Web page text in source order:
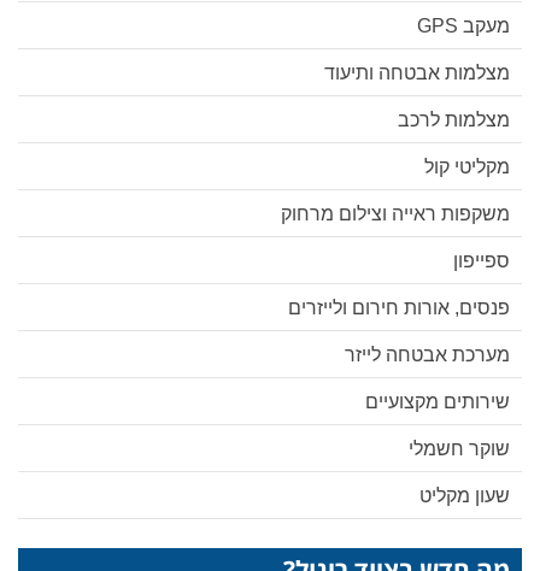
מעקב GPS
מצלמות אבטחה ותיעוד
מצלמות לרכב
מקליטי קול
משקפות ראייה וצילום מרחוק
ספייפון
פנסים, אורות חירום ולייזרים
מערכת אבטחה לייזר
שירותים מקצועיים
שוקר חשמלי
שעון מקליט